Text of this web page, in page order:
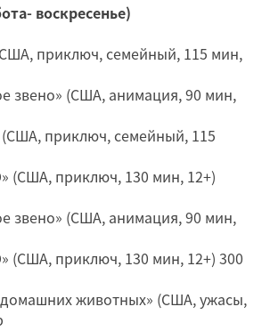
воскресенье)
приключ, семейный, 115 мин,
звено» (США, анимация, 90 мин,
(США, приключ, семейный, 115
(США, приключ, 130 мин, 12+)
звено» (США, анимация, 90 мин,
(США, приключ, 130 мин, 12+) 300
животных» (США, ужасы,